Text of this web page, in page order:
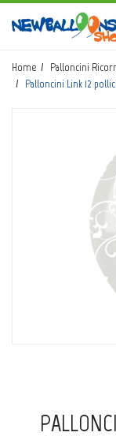
0
Home Palloncini
Palloncini Link 12